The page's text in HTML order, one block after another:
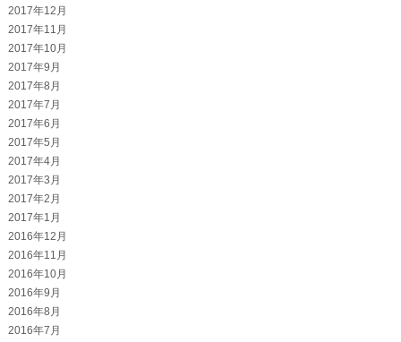
2017年12月
2017年11月
2017年10月
2017年9月
2017年8月
2017年7月
2017年6月
2017年5月
2017年4月
2017年3月
2017年2月
2017年1月
2016年12月
2016年11月
2016年10月
2016年9月
2016年8月
2016年7月